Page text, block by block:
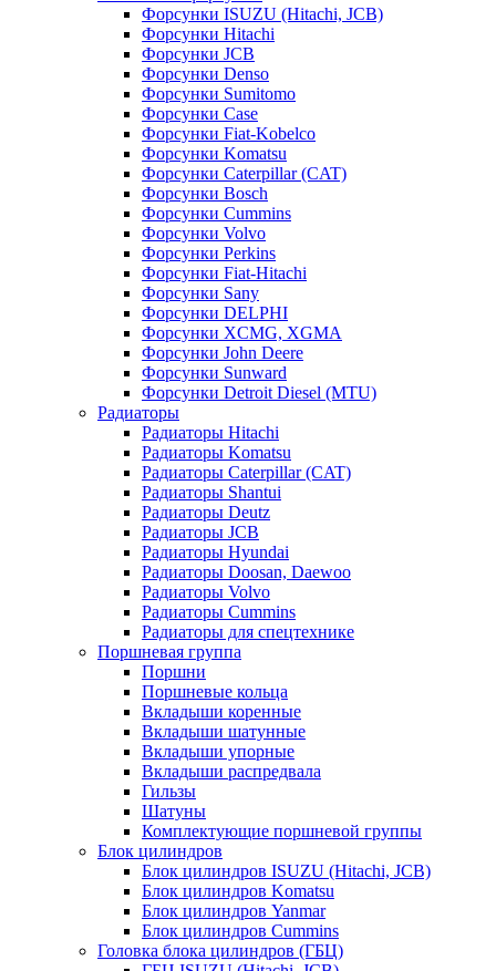
Форсунки ISUZU (Hitachi, JCB)
Форсунки Hitachi
Форсунки JCB
Форсунки Denso
Форсунки Sumitomo
Форсунки Case
Форсунки Fiat-Kobelco
Форсунки Komatsu
Форсунки Caterpillar (CAT)
Форсунки Bosch
Форсунки Cummins
Форсунки Volvo
Форсунки Perkins
Форсунки Fiat-Hitachi
Форсунки Sany
Форсунки DELPHI
Форсунки XCMG, XGMA
Форсунки John Deere
Форсунки Sunward
Форсунки Detroit Diesel (MTU)
Радиаторы
Радиаторы Hitachi
Радиаторы Komatsu
Радиаторы Caterpillar (CAT)
Радиаторы Shantui
Радиаторы Deutz
Радиаторы JCB
Радиаторы Hyundai
Радиаторы Doosan, Daewoo
Радиаторы Volvo
Радиаторы Cummins
Радиаторы для спецтехнике
Поршневая группа
Поршни
Поршневые кольца
Вкладыши коренные
Вкладыши шатунные
Вкладыши упорные
Вкладыши распредвала
Гильзы
Шатуны
Комплектующие поршневой группы
Блок цилиндров
Блок цилиндров ISUZU (Hitachi, JCB)
Блок цилиндров Komatsu
Блок цилиндров Yanmar
Блок цилиндров Cummins
Головка блока цилиндров (ГБЦ)